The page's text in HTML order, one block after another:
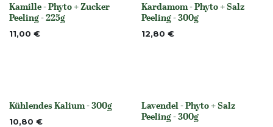
None
Kamille - Phyto + Zucker
Peeling - 225g
11,00 €
None
Kardamom - Phyto + Salz
Peeling - 300g
12,80 €
None
Kühlendes Kalium - 300g
10,80 € None
Lavendel - Phyto + Salz
Peeling - 300g